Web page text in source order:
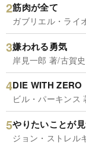
筋肉が全て
ガブリエル・ライ
嫌われる勇気
岸見一郎 著/古賀
DIE WITH
ビル・パーキンス
やりたいことが
ジョン・ストレル